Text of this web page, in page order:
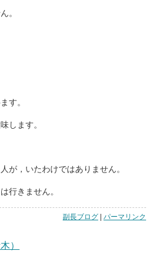
。
す。
します。
が，いたわけではありません。
きません。
副長ブログ | 「き
パーマリンク
）